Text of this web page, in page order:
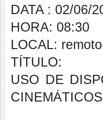
DATA : 02/06/
HORA: 08:30
LOCAL: remoto
TÍTULO:
USO DE